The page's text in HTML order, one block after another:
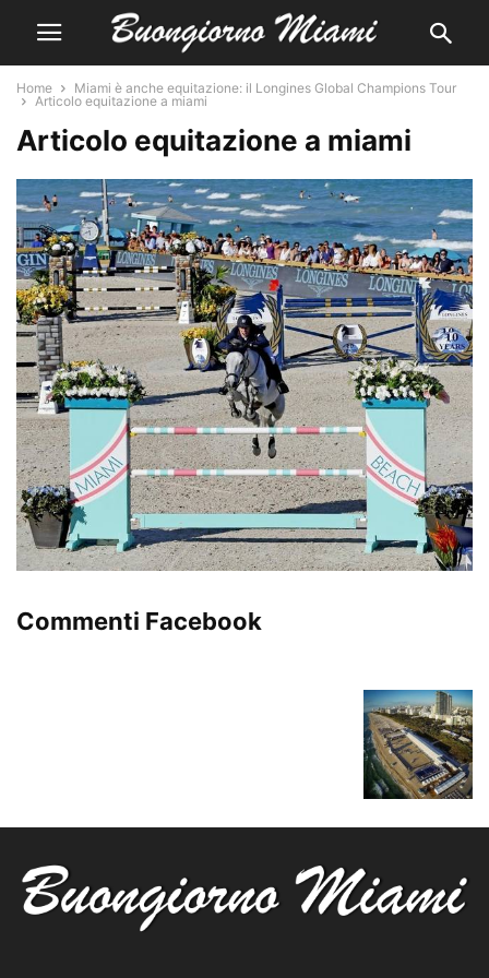
Home
Miami è anche equitazione: il Longines Global Champions Tour
Articolo equitazione a miami
Articolo equitazione a miami
Commenti Facebook